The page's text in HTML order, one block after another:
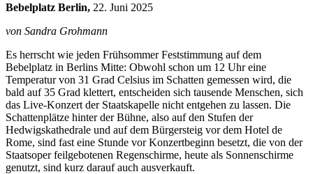
Bebelplatz Berlin, 22. Juni 2025
von Sandra Grohmann
Es herrscht wie jeden Frühsommer Feststimmung auf dem
Bebelplatz in Berlins Mitte: Obwohl schon um 12 Uhr eine
Temperatur von 31 Grad Celsius im Schatten gemessen wird, die
bald auf 35 Grad klettert, entscheiden sich tausende Menschen, sich
das Live-Konzert der Staatskapelle nicht entgehen zu lassen. Die
Schattenplätze hinter der Bühne, also auf den Stufen der
Hedwigskathedrale und auf dem Bürgersteig vor dem Hotel de
Rome, sind fast eine Stunde vor Konzertbeginn besetzt, die von der
Staatsoper feilgebotenen Regenschirme, heute als Sonnenschirme
genutzt, sind kurz darauf auch ausverkauft.